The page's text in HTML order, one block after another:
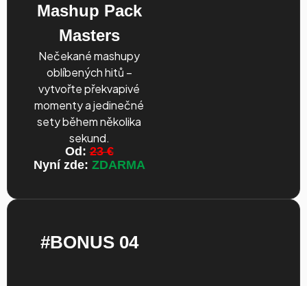
Mashup Pack
Masters
Nečekané mashupy
oblíbených hitů –
vytvořte překvapivé
momenty a jedinečné
sety během několika
sekund.
Od: 23 €
Nyní zde: ZDARMA
#BONUS 04